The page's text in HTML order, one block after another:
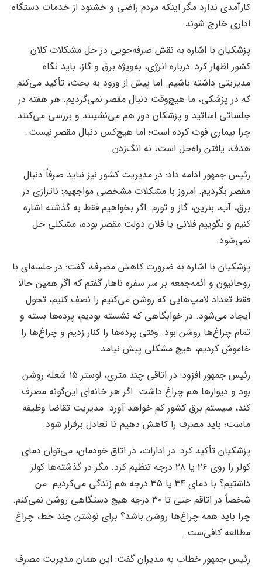
کارآمدی ندارد مگر اینکه مردم راضی و خشنود از خدمات دستگاه
اداری خارج شوند.
پزشکیان با اشاره به نقش صرفه‌جویی در حل مشکلات کلان
کشور اظهار کرد: درباره انرژی، به‌ویژه برق و گاز، باید نگاه
مدیریتی داشته باشیم. اما پیش از ورود به بحث، تأکید می‌کنم
که در پزشکی، ما هیچ‌وقت دنبال مقصر نمی‌گردیم. هر هفته در
جلساتی اساتید و پزشکان دور هم می‌نشینند و بررسی می‌کنند
چرا بیماری فوت کرده است؛ اما هیچ‌کس دنبال مقصر نیست.
هدف، یافتن راه‌حل است، نه انگ‌زدن.
رئیس جمهور ادامه داد: در مدیریت کشور نیز نباید صرفاً دنبال
مقصر بگردیم. امروز با مشکلات مشخصی مواجهیم: ناترازی در
برق، آب، بنزین، گاز و تورم. اگر بخواهیم فقط به گذشته اشاره
کنیم و بگوییم فلانی یا فلان دولت مقصر بوده، مشکلی حل
نمی‌شود.
پزشکیان با اشاره به ضرورت کاهش مصرف، گفت: در جلسه‌ای با
روحانیون و ائمه‌جمعه بر سر سفره ناهار گفتم که اگر همین حالا
فقط تعداد لامپ‌هایی که روشن می‌کنیم را نصف کنیم، تحول
ایجاد می‌شود. در خوابگاهی که نشسته بودیم، پرده‌ها بسته و
تمام چراغ‌ها روشن بود. وقتی پرده‌ها را کنار زدیم و چراغ‌ها را
خاموش کردیم، هیچ مشکلی پیش نیامد.
رئیس جمهور افزود: در اتاقی چند متری، لوستر ۱۵ شعله روشن
بود و دیوارها هم چراغ داشت. اگر هر خانه‌ای این‌گونه مصرف
کند، سیستم برق کشور کم خواهد آورد. مدیریت تقاضا وظیفه
ماست؛ باید مصرف را کاهش دهیم تا تعادل برقرار شود.
پزشکیان تأکید کرد: در ادارات، در اتاق خودمان، می‌توان دمای
کولر را روی ۲۶ یا ۲۸ درجه تنظیم کرد. مگر در گذشته‌ها کولر
داشتیم؟ با دمای ۳۴ یا ۳۵ درجه هم زندگی می‌کردیم. من
شخصاً در اتاقم حتی تا ۳۰ درجه هیچ دستگاهی روشن نمی‌کنم.
چرا باید همه چراغ‌ها روشن باشد؟ برای نوشتن چند خط، چراغ
مطالعه کافی‌ست.
رئیس جمهور خطاب به مدیران گفت: این همان مدیریت مصرف